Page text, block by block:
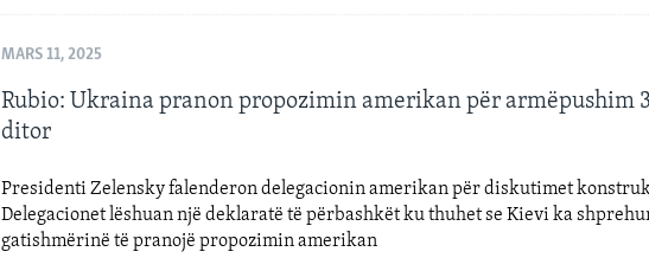
MARS 11, 2025
Rubio: Ukraina pranon propozimin amerikan për armëpushim
ditor
Presidenti Zelensky falenderon delegacionin amerikan për diskutimet
Delegacionet lëshuan një deklaratë të përbashkët ku thuhet se Kievi ka
gatishmërinë të pranojë propozimin amerikan